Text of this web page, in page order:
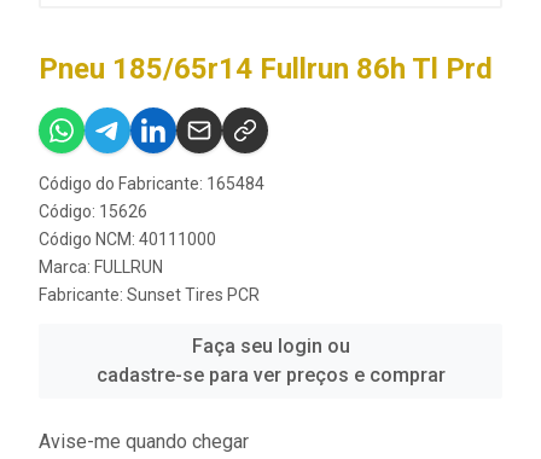
Pneu 185/65r14 Fullrun 86h Tl Prd
Código do Fabricante: 165484
Código: 15626
Código NCM: 40111000
Marca: FULLRUN
Fabricante: Sunset Tires PCR
Faça seu login ou
cadastre-se para ver preços e comprar
Avise-me quando chegar